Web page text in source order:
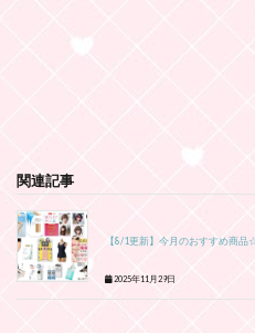
関連記事
【8/1更新】今月のおすすめ商品
2025年11月29日